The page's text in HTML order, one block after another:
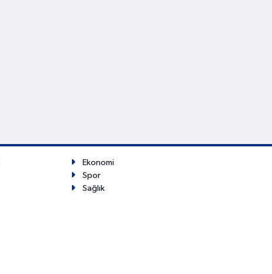
Ekonomi
Spor
Sağlık